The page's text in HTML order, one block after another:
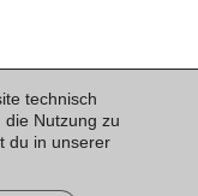
technisch
Nutzung zu
du in unserer